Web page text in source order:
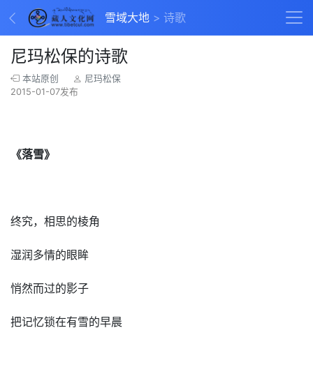
雪域大地 诗歌
尼玛松保的诗歌
本站原创
尼玛松保
2015-01-07发布
《落雪》
终究，相思的棱角
湿润多情的眼眸
悄然而过的影子
把记忆锁在有雪的早晨